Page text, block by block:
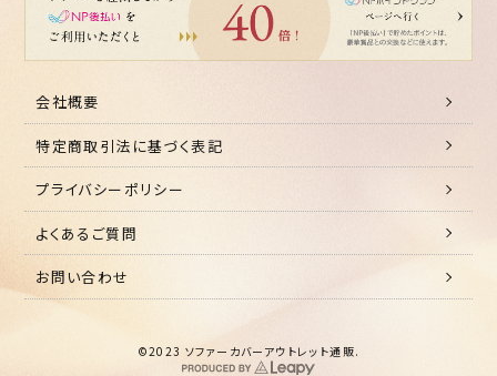
会社概要
特定商取引法に基づく表記
プライバシーポリシー
よくあるご質問
お問い合わせ
©2023 ソファーカバーアウトレット通販.